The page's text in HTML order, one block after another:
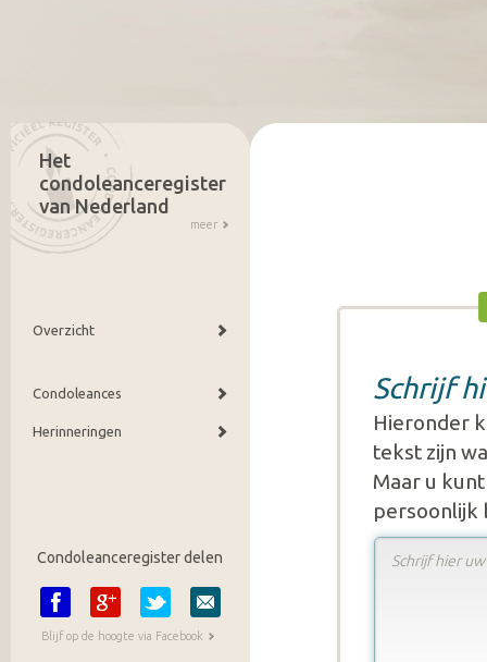
Schrijf
Hieronder
tekst zijn
Maar u
persoonlijk
Het
condoleanceregister
van Nederland
meer
Overzicht
Condoleances
Herinneringen
Condoleanceregister delen
Blijf op de hoogte via Facebook